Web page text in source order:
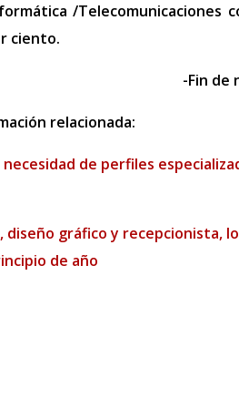
/Telecomunicaciones
ciento.
-Fin de
relacionada:
de perfiles
diseño gráfico y recepcionista,
de año